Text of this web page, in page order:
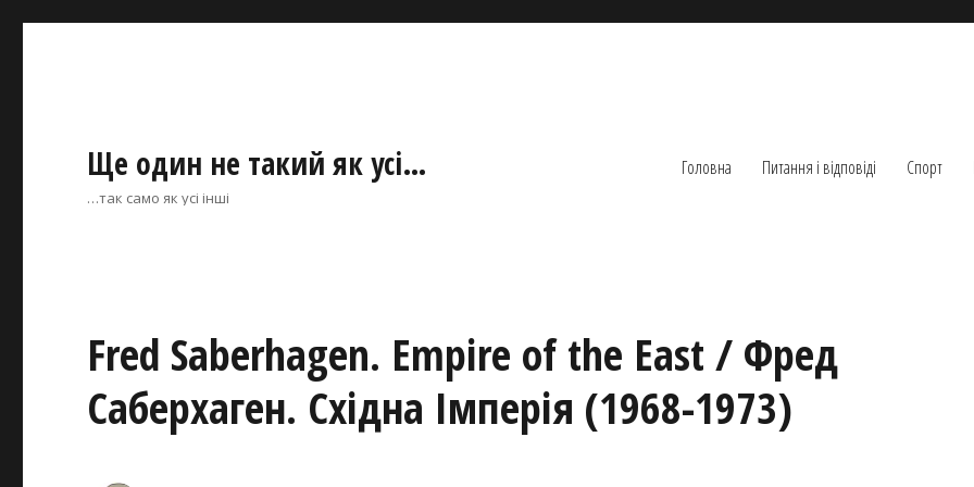
Ще один не такий як усі…
…так само як усі інші
Головна Питання і відповіді Спорт
Fred Saberhagen. Empire of the East / Фред
Саберхаген. Східна Імперія (1968-1973)